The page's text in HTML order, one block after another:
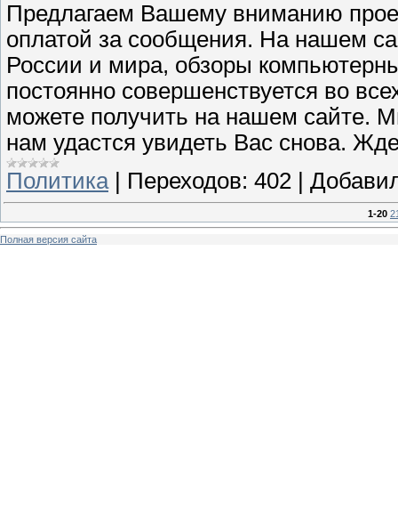
Предлагаем Вашему вниманию
оплатой за сообщения. На нашем
России и мира, обзоры
постоянно совершенствуется во
можете получить на нашем сайте.
нам удастся увидеть Вас снова.
Политика| Переходов: 402
1-20
Полная версия сайта